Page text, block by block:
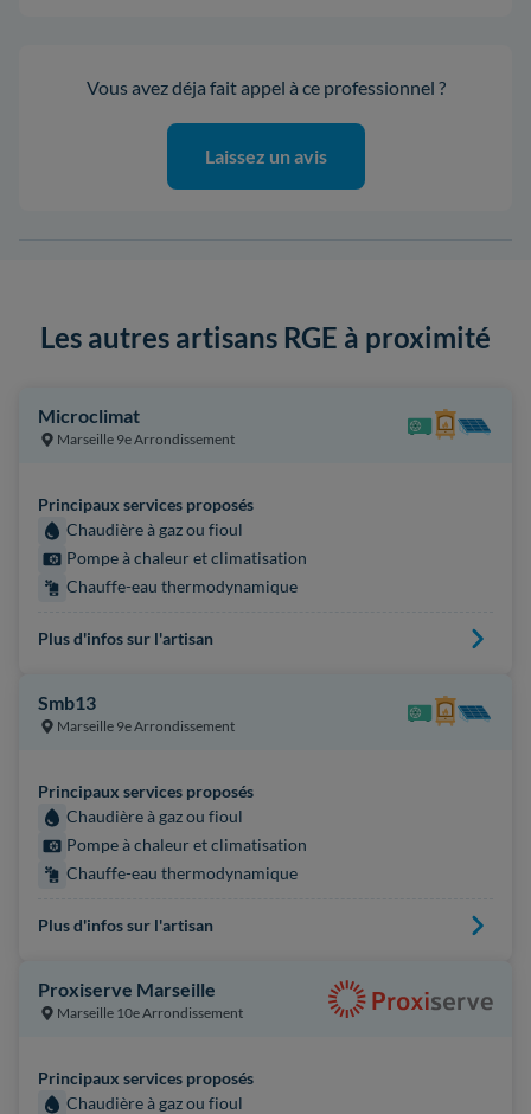
Vous avez déja fait appel à ce professionnel ?
Laissez un avis
Les autres artisans RGE à proximité
Microclimat
Marseille 9e Arrondissement
Principaux services proposés
Chaudière à gaz ou fioul
Pompe à chaleur et climatisation
Chauffe-eau thermodynamique
Plus d'infos sur l'artisan
Smb13
Marseille 9e Arrondissement
Principaux services proposés
Chaudière à gaz ou fioul
Pompe à chaleur et climatisation
Chauffe-eau thermodynamique
Plus d'infos sur l'artisan
Proxiserve Marseille
Marseille 10e Arrondissement
Principaux services proposés
Chaudière à gaz ou fioul